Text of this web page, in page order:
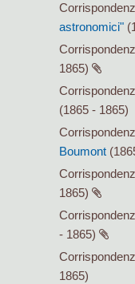
astronomici"
1865)
(1865 - 1865)
Boumont
1865)
- 1865)
1865)